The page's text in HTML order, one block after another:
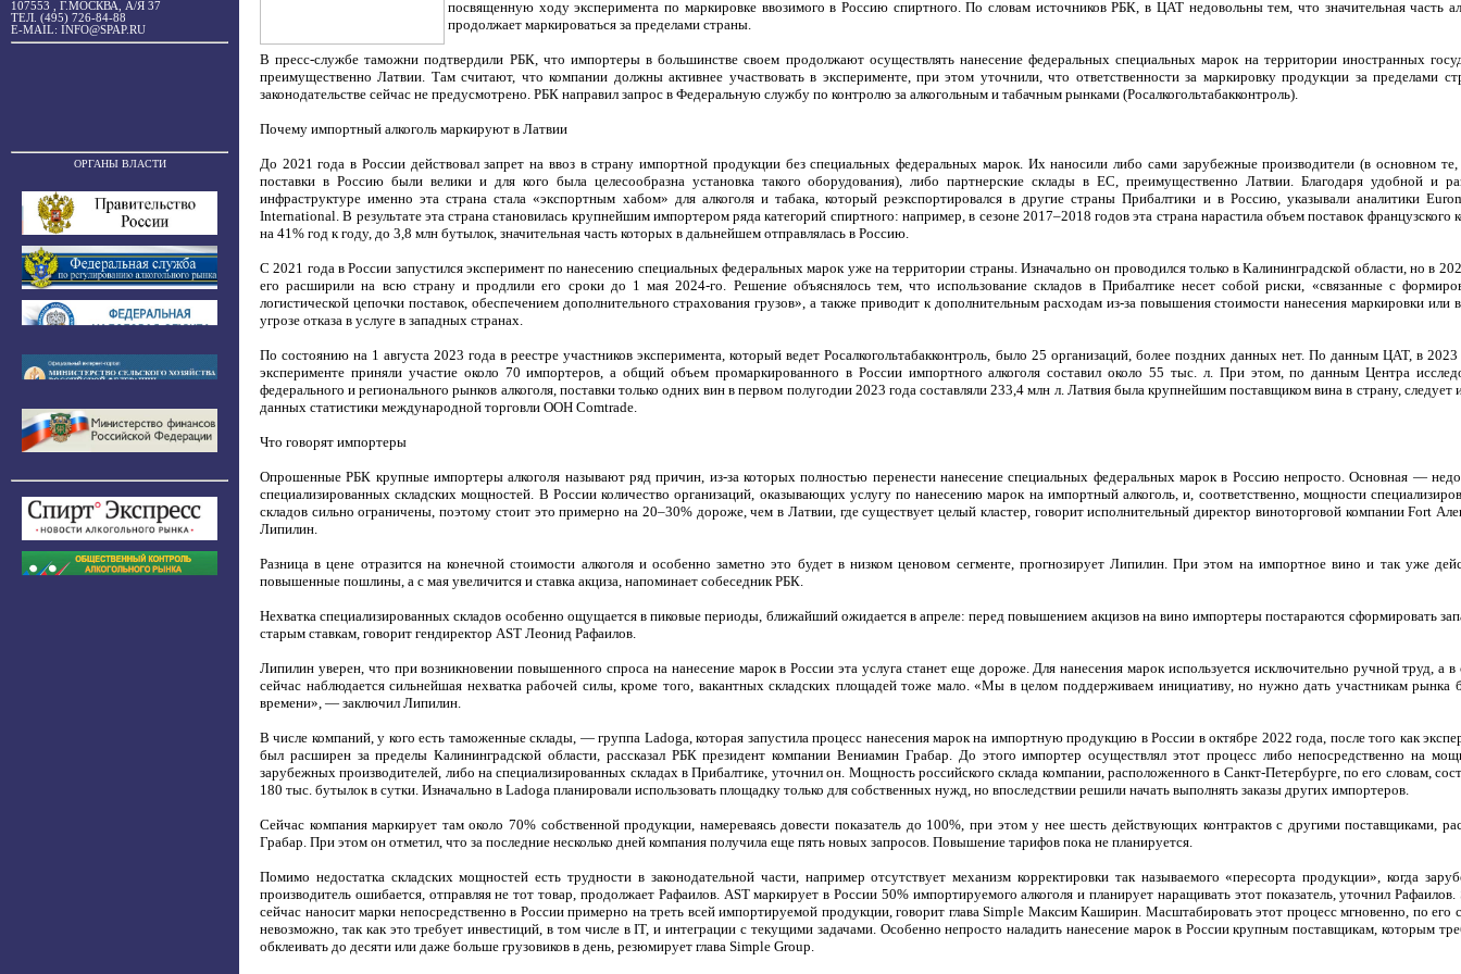
107553 , Г.МОСКВА, А/Я 37
ТЕЛ. (495) 726-84-88
E-MAIL: INFO@SPAP.RU
ОРГАНЫ ВЛАСТИ
посвященную ходу эксперимента по маркировке ввозимого в Россию спиртного. По словам источников РБК, в ЦАТ недовольны тем, что значительная часть
продолжает маркироваться за пределами страны.
В пресс-службе таможни подтвердили РБК, что импортеры в большинстве своем продолжают осуществлять нанесение федеральных специальных марок на территории иностранных
преимущественно Латвии. Там считают, что компании должны активнее участвовать в эксперименте, при этом уточнили, что ответственности за маркировку продукции за пределами
законодательстве сейчас не предусмотрено. РБК направил запрос в Федеральную службу по контролю за алкогольным и табачным рынками (Росалкогольтабакконтроль).
Почему импортный алкоголь маркируют в Латвии
До 2021 года в России действовал запрет на ввоз в страну импортной продукции без специальных федеральных марок. Их наносили либо сами зарубежные производители (в основном те,
поставки в Россию были велики и для кого была целесообразна установка такого оборудования), либо партнерские склады в ЕС, преимущественно Латвии. Благодаря удобной и
инфраструктуре именно эта страна стала «экспортным хабом» для алкоголя и табака, который реэкспортировался в другие страны Прибалтики и в Россию, указывали аналитики
International. В результате эта страна становилась крупнейшим импортером ряда категорий спиртного: например, в сезоне 2017–2018 годов эта страна нарастила объем поставок французского
на 41% год к году, до 3,8 млн бутылок, значительная часть которых в дальнейшем отправлялась в Россию.
С 2021 года в России запустился эксперимент по нанесению специальных федеральных марок уже на территории страны. Изначально он проводился только в Калининградской области, но в
его расширили на всю страну и продлили его сроки до 1 мая 2024-го. Решение объяснялось тем, что использование складов в Прибалтике несет собой риски, «связанные с
логистической цепочки поставок, обеспечением дополнительного страхования грузов», а также приводит к дополнительным расходам из-за повышения стоимости нанесения маркировки или
угрозе отказа в услуге в западных странах.
По состоянию на 1 августа 2023 года в реестре участников эксперимента, который ведет Росалкогольтабакконтроль, было 25 организаций, более поздних данных нет. По данным ЦАТ, в 2023
эксперименте приняли участие около 70 импортеров, а общий объем промаркированного в России импортного алкоголя составил около 55 тыс. л. При этом, по данным Центра
федерального и регионального рынков алкоголя, поставки только одних вин в первом полугодии 2023 года составляли 233,4 млн л. Латвия была крупнейшим поставщиком вина в страну, следует
данных статистики международной торговли ООН Comtrade.
Что говорят импортеры
Опрошенные РБК крупные импортеры алкоголя называют ряд причин, из-за которых полностью перенести нанесение специальных федеральных марок в Россию непросто. Основная —
специализированных складских мощностей. В России количество организаций, оказывающих услугу по нанесению марок на импортный алкоголь, и, соответственно, мощности
складов сильно ограничены, поэтому стоит это примерно на 20–30% дороже, чем в Латвии, где существует целый кластер, говорит исполнительный директор виноторговой компании Fort
Липилин.
Разница в цене отразится на конечной стоимости алкоголя и особенно заметно это будет в низком ценовом сегменте, прогнозирует Липилин. При этом на импортное вино и так уже
повышенные пошлины, а с мая увеличится и ставка акциза, напоминает собеседник РБК.
Нехватка специализированных складов особенно ощущается в пиковые периоды, ближайший ожидается в апреле: перед повышением акцизов на вино импортеры постараются сформировать
старым ставкам, говорит гендиректор AST Леонид Рафаилов.
Липилин уверен, что при возникновении повышенного спроса на нанесение марок в России эта услуга станет еще дороже. Для нанесения марок используется исключительно ручной труд, а в
сейчас наблюдается сильнейшая нехватка рабочей силы, кроме того, вакантных складских площадей тоже мало. «Мы в целом поддерживаем инициативу, но нужно дать участникам рынка
времени», — заключил Липилин.
В числе компаний, у кого есть таможенные склады, — группа Ladoga, которая запустила процесс нанесения марок на импортную продукцию в России в октябре 2022 года, после того как
был расширен за пределы Калининградской области, рассказал РБК президент компании Вениамин Грабар. До этого импортер осуществлял этот процесс либо непосредственно на
зарубежных производителей, либо на специализированных складах в Прибалтике, уточнил он. Мощность российского склада компании, расположенного в Санкт-Петербурге, по его словам,
180 тыс. бутылок в сутки. Изначально в Ladoga планировали использовать площадку только для собственных нужд, но впоследствии решили начать выполнять заказы других импортеров.
Сейчас компания маркирует там около 70% собственной продукции, намереваясь довести показатель до 100%, при этом у нее шесть действующих контрактов с другими поставщиками,
Грабар. При этом он отметил, что за последние несколько дней компания получила еще пять новых запросов. Повышение тарифов пока не планируется.
Помимо недостатка складских мощностей есть трудности в законодательной части, например отсутствует механизм корректировки так называемого «пересорта продукции», когда
производитель ошибается, отправляя не тот товар, продолжает Рафаилов. AST маркирует в России 50% импортируемого алкоголя и планирует наращивать этот показатель, уточнил
сейчас наносит марки непосредственно в России примерно на треть всей импортируемой продукции, говорит глава Simple Максим Каширин. Масштабировать этот процесс мгновенно, по его
невозможно, так как это требует инвестиций, в том числе в IT, и интеграции с текущими задачами. Особенно непросто наладить нанесение марок в России крупным поставщикам, которым
обклеивать до десяти или даже больше грузовиков в день, резюмирует глава Simple Group.